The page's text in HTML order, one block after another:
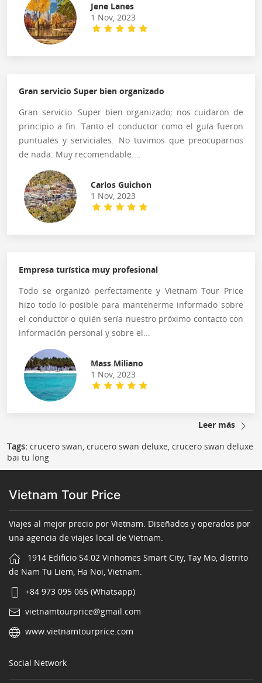
Jene Lanes
1 Nov, 2023
Gran servicio Super bien organizado
Gran servicio. Super bien organizado; nos cuidaron de
principio a fin. Tanto el conductor como el guía fueron
puntuales y serviciales. No tuvimos que preocuparnos
de nada. Muy recomendable....
Carlos Guichon
1 Nov, 2023
Empresa turística muy profesional
Todo se organizó perfectamente y Vietnam Tour Price
hizo todo lo posible para mantenerme informado sobre
el conductor o quién sería nuestro próximo contacto con
información personal y sobre el...
Mass Miliano
1 Nov, 2023
Leer más
Tags: crucero swan, crucero swan deluxe, crucero swan deluxe
bai tu long
Vietnam Tour Price
Viajes al mejor precio por Vietnam. Diseñados y operados por
una agencia de viajes local de Vietnam.
1914 Edificio S4.02 Vinhomes Smart City, Tay Mo, distrito
de Nam Tu Liem, Ha Noi, Vietnam.
+84 973 095 065 (Whatsapp)
vietnamtourprice@gmail.com
www.vietnamtourprice.com
Social Network